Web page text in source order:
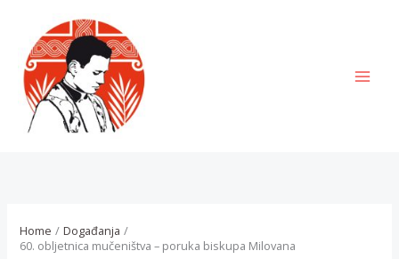
content
Home
Događanja
60. obljetnica mučeništva – poruka biskupa Milovana